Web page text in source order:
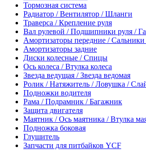
Тормозная система
Радиатор / Вентилятор / Шланги
Траверса / Крепление руля
Вал рулевой / Подшипники руля /
Амортизаторы передние /
Амортизаторы задние
Диски колесные / Спицы
Ось колеса / Втулка колеса
Звезда ведущая / Звезда ведомая
Ролик / Натяжитель / Ловушка /
Подножки водителя
Рама / Подрамник / Багажник
Защита двигателя
Маятник / Ось маятника / Втулка
Подножка боковая
Глушитель
Запчасти для питбайков YCF